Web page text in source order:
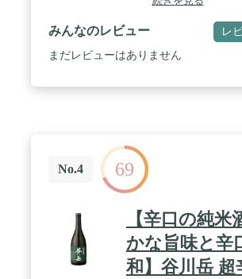
みんなのレビュー レ
まだレビューはありません
No.4 69
【辛口の純米
かな旨味と辛
和】谷川岳 超